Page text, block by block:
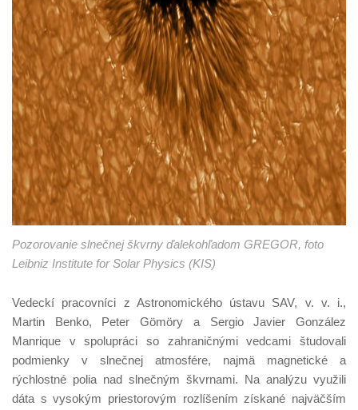
Pozorovanie slnečnej škvrny ďalekohľadom GREGOR, foto
Leibniz Institute for Solar Physics (KIS)
Vedeckí pracovníci z Astronomického ústavu SAV, v. v. i.,
Martin Benko, Peter Gömöry a Sergio Javier González
Manrique v spolupráci so zahraničnými vedcami študovali
podmienky v slnečnej atmosfére, najmä magnetické a
rýchlostné polia nad slnečným škvrnami. Na analýzu využili
dáta s vysokým priestorovým rozlíšením získané najväčším